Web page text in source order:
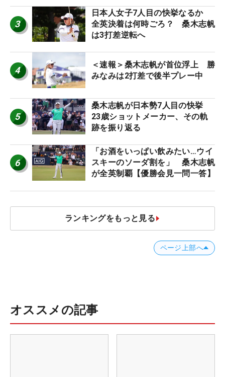
3
日本人女子7人目の快挙なるか
全英決着は何時ごろ？ 桑木志帆
は3打差逆転へ
4
＜速報＞桑木志帆が首位浮上 勝
みなみは2打差で後半プレー中
5
桑木志帆が日本勢7人目の快挙
23歳ショットメーカー、その軌
跡を振り返る
6
「お酒をいっぱい飲みたい…ウイ
スキーのソーダ割を」 桑木志帆
が全英制覇【優勝会見一問一答】
ランキングをもっと見る
ページ上部へ
オススメの記事